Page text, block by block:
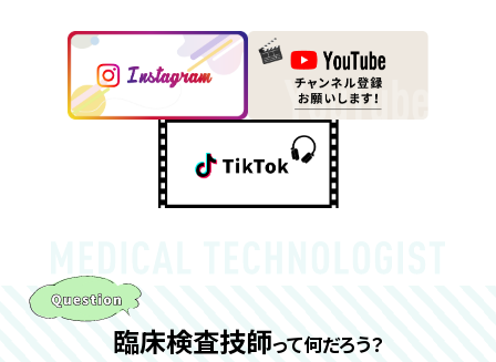
臨床検査技師って何だろう？